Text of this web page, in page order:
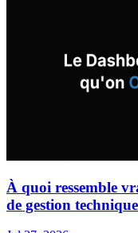
À quoi ressemble
de gestion